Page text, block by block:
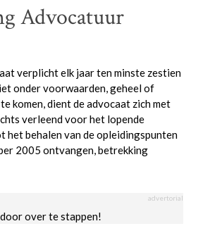
Advocatuur
verplicht elk jaar ten minste zestien
onder voorwaarden, geheel of
komen, dient de advocaat zich met
verleend voor het lopende
behalen van de opleidingspunten
2005 ontvangen, betrekking
advertorial
over te stappen!